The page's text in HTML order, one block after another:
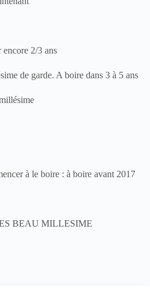
2/3 ans
de garde. A boire dans 3 à 5 ans
à le boire : à boire avant 2017
BEAU MILLESIME